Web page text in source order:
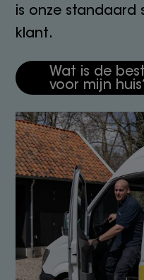
is onze standaard
klant.
Wat is de
voor mijn